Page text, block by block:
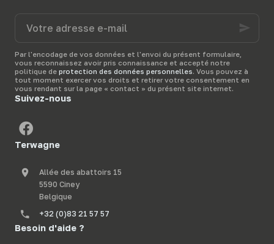
pour
adresse
mail
Par l'encodage de vos données et l'envoi du présent formulaire,
vous reconnaissez avoir pris connaissance et accepté notre
politique de protection des données personnelles. Vous pouvez à
tout moment exercer vos droits et retirer votre consentement en
vous rendant sur la page « contact » du présent site internet.
Suivez-nous
Terwagne
Allée des abattoirs 15
5590 Ciney
Belgique
+32 (0)83 21 57 57
Besoin d'aide ?